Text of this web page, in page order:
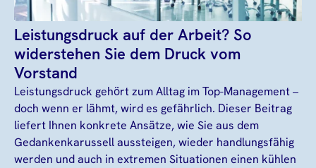
Leistungsdruck auf der Arbeit? So
widerstehen Sie dem Druck vom
Vorstand
Leistungsdruck gehört zum Alltag im Top-Management –
doch wenn er lähmt, wird es gefährlich. Dieser Beitrag
liefert Ihnen konkrete Ansätze, wie Sie aus dem
Gedankenkarussell aussteigen, wieder handlungsfähig
werden und auch in extremen Situationen einen kühlen